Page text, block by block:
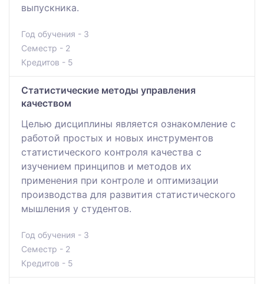
выпускника.
Год обучения - 3
Семестр - 2
Кредитов - 5
Статистические методы управления
качеством
Целью дисциплины является ознакомление с
работой простых и новых инструментов
статистического контроля качества с
изучением принципов и методов их
применения при контроле и оптимизации
производства для развития статистического
мышления у студентов.
Год обучения - 3
Семестр - 2
Кредитов - 5